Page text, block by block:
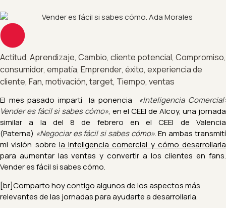
Actitud, Aprendizaje, Cambio, cliente potencial, Compromiso,
consumidor, empatía, Emprender, éxito, experiencia de
cliente, Fan, motivación, target, Tiempo, ventas
El mes pasado impartí la ponencia «Inteligencia Comercial:
Vender es fácil si sabes cómo», en el CEEI de Alcoy, una jornada
similar a la del 8 de febrero en el CEEI de Valencia
(Paterna) «Negociar es fácil si sabes cómo». En ambas transmití
mi visión sobre la inteligencia comercial y cómo desarrollarla
para aumentar las ventas y convertir a los clientes en fans.
Vender es fácil si sabes cómo.
[br]Comparto hoy contigo algunos de los aspectos más
relevantes de las jornadas para ayudarte a desarrollarla.